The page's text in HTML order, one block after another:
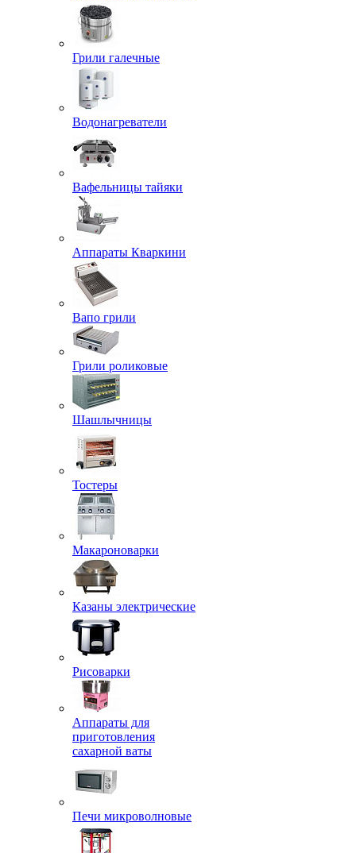
Грили галечные
Водонагреватели
Вафельницы тайяки
Аппараты Кваркини
Вапо грили
Грили роликовые
Шашлычницы
Тостеры
Макароноварки
Казаны электрические
Рисоварки
Аппараты для
приготовления
сахарной ваты
Печи микроволновые